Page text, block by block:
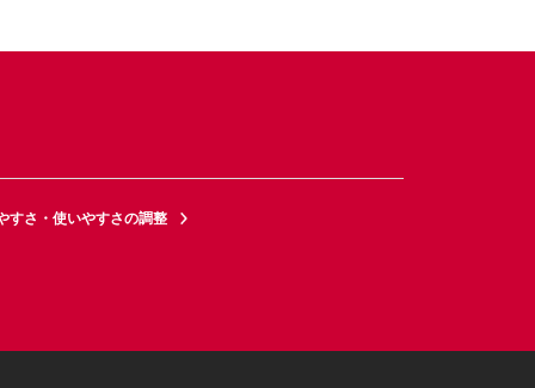
すさ・使いやすさの調整